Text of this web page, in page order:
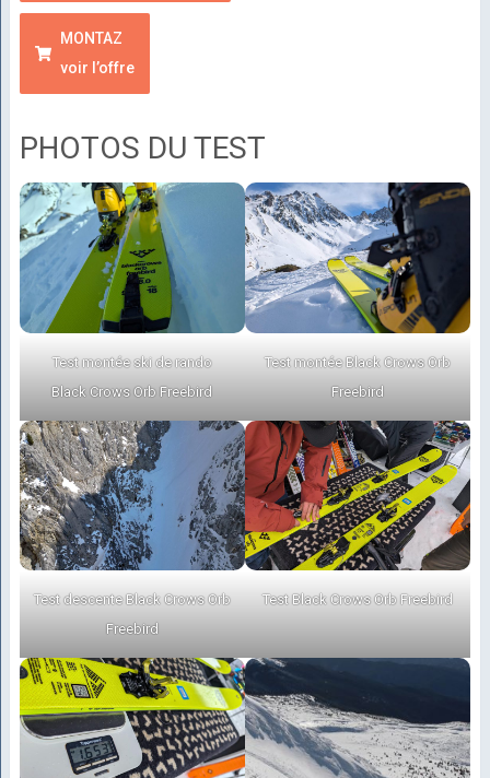
MONTAZ
voir l’offre
PHOTOS DU TEST
Test montée ski de rando
Black Crows Orb Freebird
Test montée Black Crows Orb
Freebird
Test descente Black Crows Orb
Freebird
Test Black Crows Orb Freebird